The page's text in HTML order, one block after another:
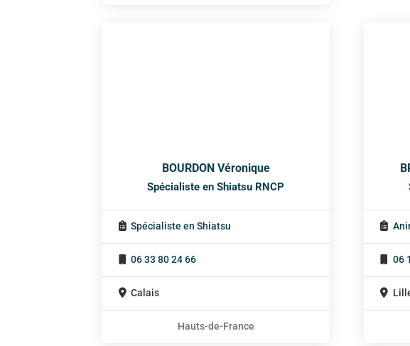
BOURDON Véronique
Spécialiste en Shiatsu RNCP
Spécialiste en Shiatsu
06 33 80 24 66
Calais
Hauts-de-France
06